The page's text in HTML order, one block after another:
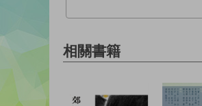
相關書籍